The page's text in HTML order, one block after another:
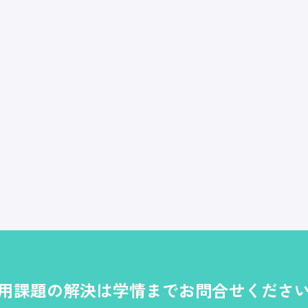
課題の解決は学情までお問合せくださ